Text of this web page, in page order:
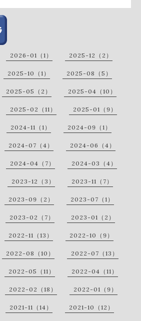
2026-01（1） 2025-12（2）
2025-10（1） 2025-08（5）
2025-05（2） 2025-04（10）
2025-02（11） 2025-01（9）
2024-11（1） 2024-09（1）
2024-07（4） 2024-06（4）
2024-04（7） 2024-03（4）
2023-12（3） 2023-11（7）
2023-09（2） 2023-07（1）
2023-02（7） 2023-01（2）
2022-11（13） 2022-10（9）
2022-08（10） 2022-07（13）
2022-05（11） 2022-04（11）
2022-02（18） 2022-01（9）
2021-11（14） 2021-10（12）